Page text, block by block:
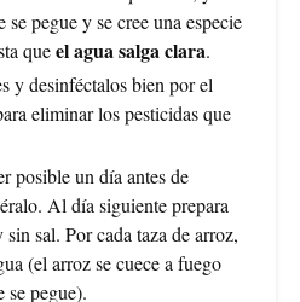
se pegue y se cree una especie
queel agua salga clara.
y desinféctalos bien por el
eliminar los pesticidas que
posible un día antes de
Al día siguiente prepara
sal. Por cada taza de arroz,
(el arroz se cuece a fuego
se pegue).